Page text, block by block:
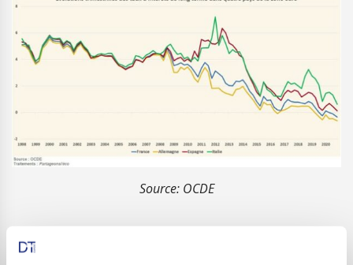
Source: OCDE
Dans une moindre mesure, une bulle immobilière peut